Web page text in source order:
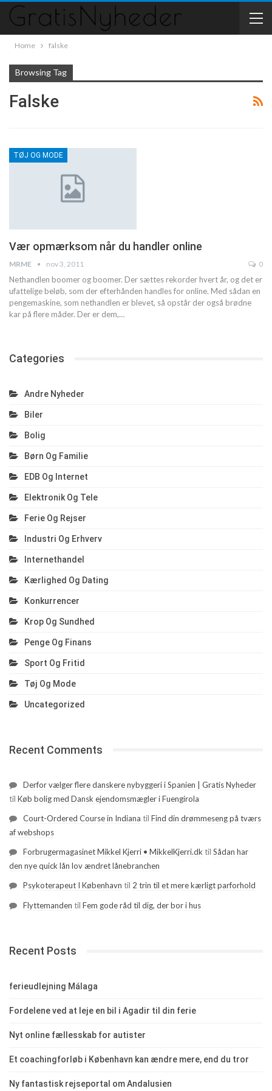
Home falske
Browsing Tag
Falske
TØJ OG MODE
Vær opmærksom når du handler online
MRME nov 3, 2011 0
Nethandlen boomer og boomer. Der sættes rekorder hvert år, og det er
ufattelige beløb, som der efterhånden handles for online. Med sådan en
pengemaskine, som nethandlen er blevet, så opstår der også brødne
kar på flere måder. Der er dem,…
Categories
Andre Nyheder
Biler
Bolig
Børn Og Familie
EDB Og Internet
Elektronik Og Tele
Ferie Og Rejser
Industri Og Erhverv
Internethandel
Kærlighed Og Dating
Konkurrencer
Krop Og Sundhed
Penge Og Finans
Sport Og Fritid
Tøj Og Mode
Uncategorized
Recent Comments
Derfor vælger flere danskere nybyggeri i Spanien | Gratis Nyheder
til Køb bolig med Dansk ejendomsmægler i Fuengirola
Court-Ordered Course in Indiana til Find din drømmeseng på tværs
af webshops
Forbrugermagasinet Mikkel Kjerri • MikkelKjerri.dk til Sådan har
den nye quick lån lov ændret lånebranchen
Psykoterapeut I København til 2 trin til et mere kærligt parforhold
Flyttemanden til Fem gode råd til dig, der bor i hus
Recent Posts
ferieudlejning Málaga
Fordelene ved at leje en bil i Agadir til din ferie
Nyt online fællesskab for autister
Et coachingforløb i København kan ændre mere, end du tror
Ny fantastisk rejseportal om Andalusien